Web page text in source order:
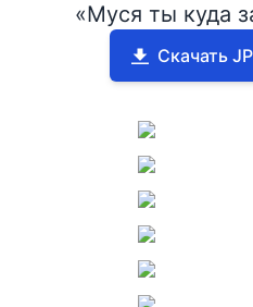
«Муся ты куда
Скачать